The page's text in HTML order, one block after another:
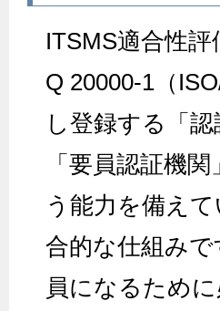
ITSMS適合性
Q 20000-1（
し登録する「
「要員認証機
う能力を備え
合的な仕組み
員になるため